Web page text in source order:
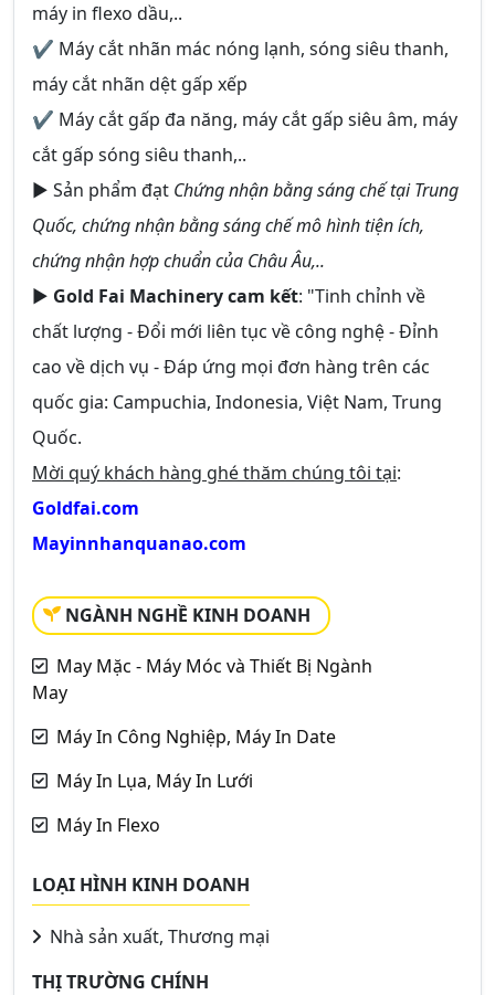
máy in flexo dầu,..
✔ Máy cắt nhãn mác nóng lạnh, sóng siêu thanh,
máy cắt nhãn dệt gấp xếp
✔ Máy cắt gấp đa năng, máy cắt gấp siêu âm, máy
cắt gấp sóng siêu thanh,..
► Sản phẩm đạt Chứng nhận bằng sáng chế tại Trung
Quốc, chứng nhận bằng sáng chế mô hình tiện ích,
chứng nhận hợp chuẩn của Châu Âu,..
► Gold Fai Machinery cam kết: "Tinh chỉnh về
chất lượng - Đổi mới liên tục về công nghệ - Đỉnh
cao về dịch vụ - Đáp ứng mọi đơn hàng trên các
quốc gia: Campuchia, Indonesia, Việt Nam, Trung
Quốc.
Mời quý khách hàng ghé thăm chúng tôi tại:
Goldfai.com
Mayinnhanquanao.com
NGÀNH NGHỀ KINH DOANH
May Mặc - Máy Móc và Thiết Bị Ngành
May
Máy In Công Nghiệp, Máy In Date
Máy In Lụa, Máy In Lưới
Máy In Flexo
LOẠI HÌNH KINH DOANH
Nhà sản xuất, Thương mại
THỊ TRƯỜNG CHÍNH